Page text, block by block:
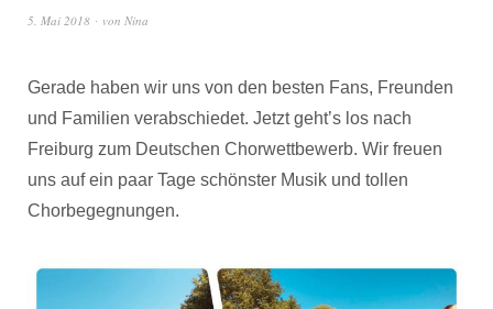
5. Mai 2018 von Nina
Gerade haben wir uns von den besten Fans, Freunden
und Familien verabschiedet. Jetzt geht’s los nach
Freiburg zum Deutschen Chorwettbewerb. Wir freuen
uns auf ein paar Tage schönster Musik und tollen
Chorbegegnungen.